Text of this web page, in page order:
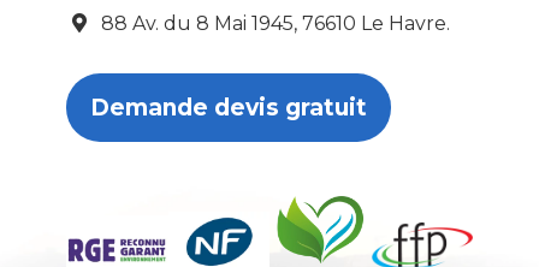
88 Av. du 8 Mai 1945, 76610 Le Havre.
Demande devis gratuit